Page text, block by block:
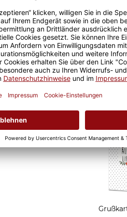
werden sie
bedruckt.
die auch für die
garantiert und
oder im Büro.
für